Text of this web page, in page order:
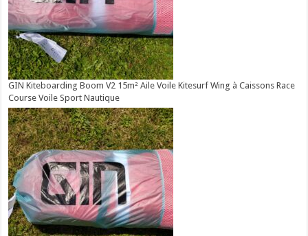
GIN Kiteboarding Boom V2 15m² Aile Voile Kitesurf Wing à Caissons Race
Course Voile Sport Nautique